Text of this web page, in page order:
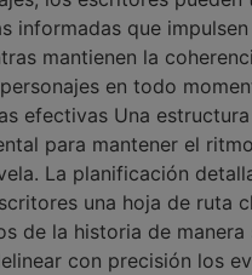
informadas que
mantienen la
en todo
efectivas Una
para mantener el
La planificación
una hoja de ruta
de la historia de
con precisión los